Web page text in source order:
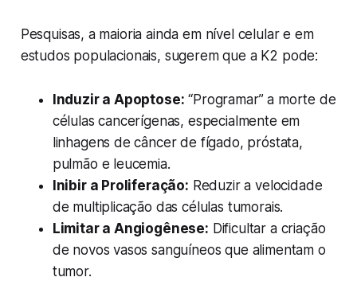
Pesquisas, a maioria ainda em nível celular e em
estudos populacionais, sugerem que a K2 pode:
Induzir a Apoptose: “Programar” a morte de
células cancerígenas, especialmente em
linhagens de câncer de fígado, próstata,
pulmão e leucemia.
Inibir a Proliferação: Reduzir a velocidade
de multiplicação das células tumorais.
Limitar a Angiogênese: Dificultar a criação
de novos vasos sanguíneos que alimentam o
tumor.